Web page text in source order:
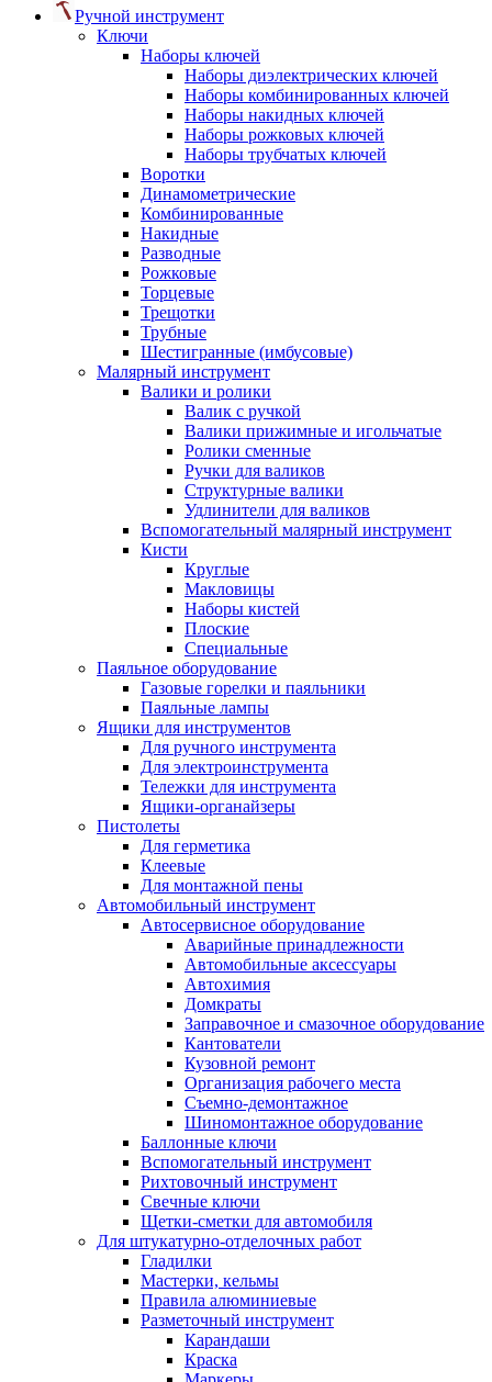
Ручной инструмент
Ключи
Наборы ключей
Наборы диэлектрических ключей
Наборы комбинированных ключей
Наборы накидных ключей
Наборы рожковых ключей
Наборы трубчатых ключей
Воротки
Динамометрические
Комбинированные
Накидные
Разводные
Рожковые
Торцевые
Трещотки
Трубные
Шестигранные (имбусовые)
Малярный инструмент
Валики и ролики
Валик с ручкой
Валики прижимные и игольчатые
Ролики сменные
Ручки для валиков
Структурные валики
Удлинители для валиков
Вспомогательный малярный инструмент
Кисти
Круглые
Макловицы
Наборы кистей
Плоские
Специальные
Паяльное оборудование
Газовые горелки и паяльники
Паяльные лампы
Ящики для инструментов
Для ручного инструмента
Для электроинструмента
Тележки для инструмента
Ящики-органайзеры
Пистолеты
Для герметика
Клеевые
Для монтажной пены
Автомобильный инструмент
Автосервисное оборудование
Аварийные принадлежности
Автомобильные аксессуары
Автохимия
Домкраты
Заправочное и смазочное оборудование
Кантователи
Кузовной ремонт
Организация рабочего места
Съемно-демонтажное
Шиномонтажное оборудование
Баллонные ключи
Вспомогательный инструмент
Рихтовочный инструмент
Свечные ключи
Щетки-сметки для автомобиля
Для штукатурно-отделочных работ
Гладилки
Мастерки, кельмы
Правила алюминиевые
Разметочный инструмент
Карандаши
Краска